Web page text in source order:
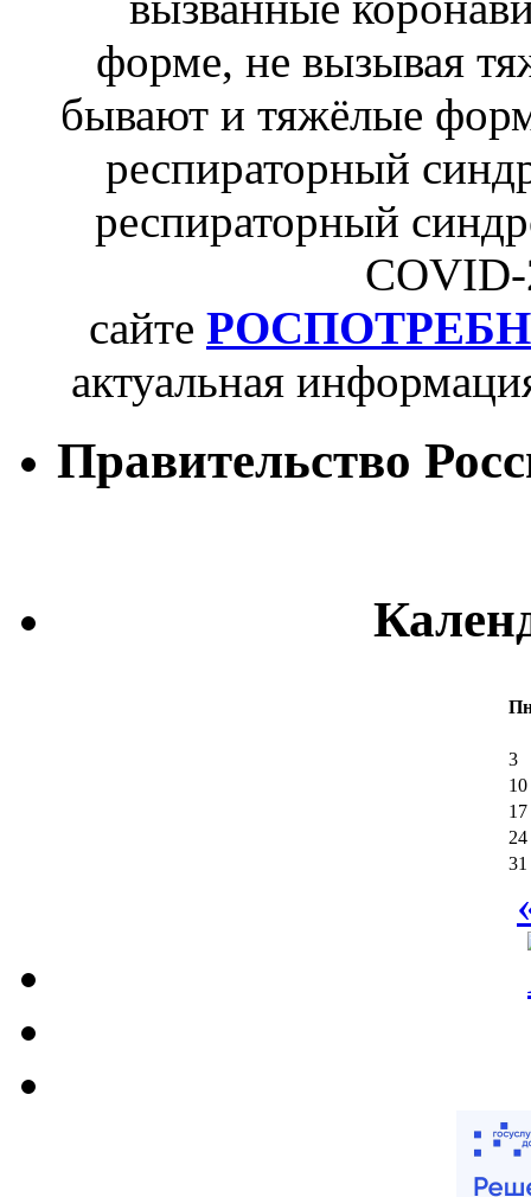
форме, не вызывая
бывают и тяжёлые
респираторный
респираторный
COVID-
сайте
актуальная
Правительство
3
10
17
24
31